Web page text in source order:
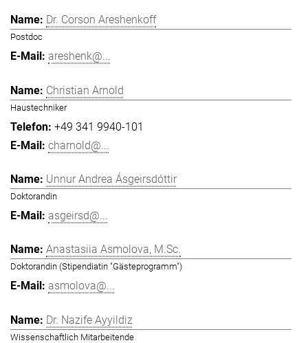
Dr. Corson Areshenkoff
Postdoc
areshenk@...
Christian Arnold
Haustechniker
+49 341 9940-101
charnold@...
Unnur Andrea Ásgeirsdóttir
Doktorandin
asgeirsd@...
Anastasiia Asmolova, M.Sc.
Doktorandin (Stipendiatin "Gästeprogramm")
asmolova@...
Dr. Nazife Ayyildiz
Wissenschaftlich Mitarbeitende